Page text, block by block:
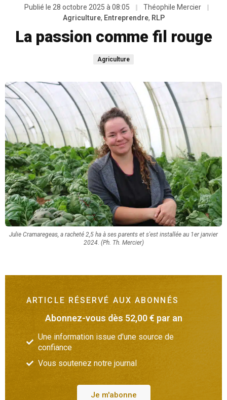
Publié le 28 octobre 2025 à 08:05
Théophile Mercier
Agriculture, Entreprendre, RLP
La passion comme fil rouge
Agriculture
Julie Cramaregeas, a racheté 2,5 ha à ses parents et s'est installée au 1er janvier
2024. (Ph. Th. Mercier)
ARTICLE RÉSERVÉ AUX ABONNÉS
Abonnez-vous dès 52,00 € par an
Une information issue d'une source de
confiance
Vous soutenez notre journal
Je m'abonne